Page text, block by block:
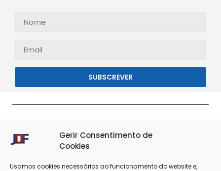
Gerir Consentimento de
Cookies
Usamos cookies necessários ao funcionamento do website e,
SUBSCREVER